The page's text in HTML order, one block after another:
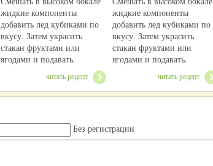
жидкие компоненты
добавить лед кубиками по
вкусу. Затем украсить
стакан фруктами или
ягодами и подавать.
читать рецепт
жидкие компоненты
добавить лед кубиками по
вкусу. Затем украсить
стакан фруктами или
ягодами и подавать.
читать рецепт
Без регистрации